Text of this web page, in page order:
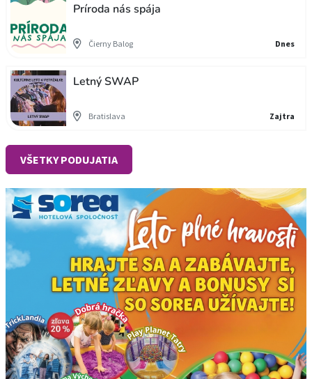
Príroda nás spája
Čierny Balog Dnes
Letný SWAP
Bratislava Zajtra
VŠETKY PODUJATIA